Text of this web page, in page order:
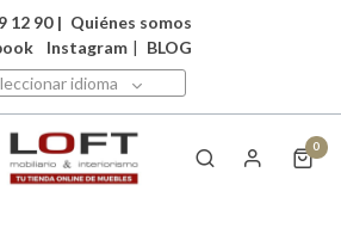
12 90 | Quiénes somos
Instagram | BLOG
idioma
0